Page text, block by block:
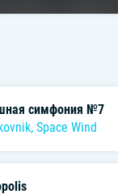
симфония №7
, Space Wind